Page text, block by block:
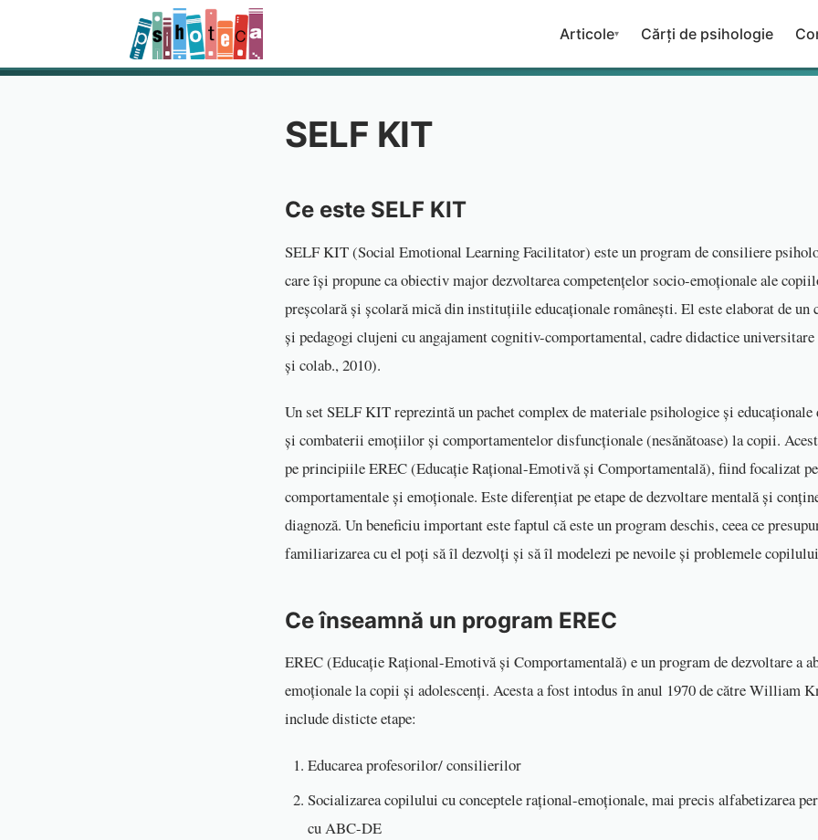
Articole▾ Cărți de psihologie
SELF KIT
Ce este SELF KIT
SELF KIT (Social Emotional Learning Facilitator) este un program de consiliere
care își propune ca obiectiv major dezvoltarea competențelor socio-emoționale ale
preșcolară și școlară mică din instituțiile educaționale românești. El este elaborat de un
și pedagogi clujeni cu angajament cognitiv-comportamental, cadre didactice
și colab., 2010).
Un set SELF KIT reprezintă un pachet complex de materiale psihologice și
și combaterii emoțiilor și comportamentelor disfuncționale (nesănătoase) la copii.
pe principiile EREC (Educație Rațional-Emotivă și Comportamentală), fiind focalizat
comportamentale și emoționale. Este diferențiat pe etape de dezvoltare mentală și
diagnoză. Un beneficiu important este faptul că este un program deschis, ceea ce
familiarizarea cu el poți să îl dezvolți și să îl modelezi pe nevoile și problemele
Ce înseamnă un program EREC
EREC (Educație Rațional-Emotivă și Comportamentală) e un program de dezvoltare a
emoționale la copii și adolescenți. Acesta a fost intodus în anul 1970 de către William
include disticte etape:
Educarea profesorilor/ consilierilor
Socializarea copilului cu conceptele rațional-emoționale, mai precis alfabetizarea
cu ABC-DE